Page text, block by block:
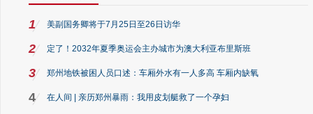
1 美副国务卿将于7月25日至26日访华
2 定了！2032年夏季奥运会主办城市为澳大利亚布里斯班
3 郑州地铁被困人员口述：车厢外水有一人多高 车厢内缺氧
4 在人间 | 亲历郑州暴雨：我用皮划艇救了一个孕妇